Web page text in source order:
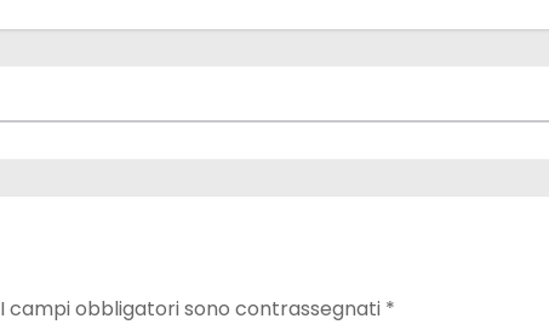
I campi obbligatori sono contrassegnati *